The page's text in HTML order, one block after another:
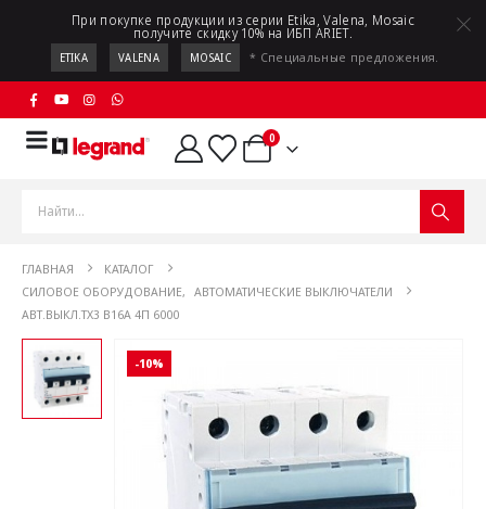
При покупке продукции из серии Etika, Valena, Mosaic
получите скидку 10% на ИБП ARIET.
ETIKA VALENA MOSAIC * Специальные предложения.
0
ГЛАВНАЯ
КАТАЛОГ
СИЛОВОЕ ОБОРУДОВАНИЕ, АВТОМАТИЧЕСКИЕ ВЫКЛЮЧАТЕЛИ
АВТ.ВЫКЛ.TX3 B16A 4П 6000
-10%